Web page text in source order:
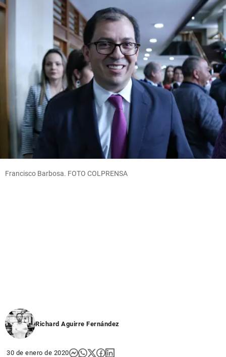
Francisco Barbosa. FOTO COLPRENSA
Richard Aguirre Fernández
30 de enero de 2020